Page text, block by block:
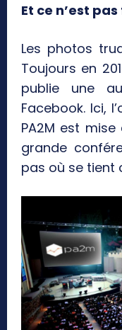
Et ce n’est
Les photos
Toujours en
publie une
Facebook. Ici,
PA2M est
grande
pas où se tient